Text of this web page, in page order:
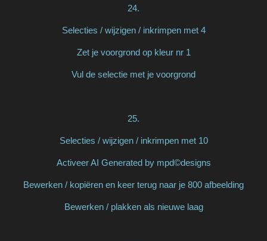
24.
Selecties / wijzigen / inkrimpen met 4
Zet je voorgrond op kleur nr 1
Vul de selectie met je voorgrond
25.
Selecties / wijzigen / inkrimpen met 10
Activeer AI Generated by mpd©designs
Bewerken / kopiëren en keer terug naar je 800 afbeelding
Bewerken / plakken als nieuwe laag